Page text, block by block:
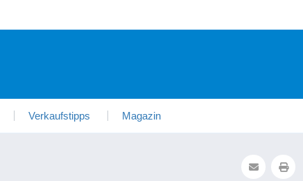
Verkaufstipps Magazin